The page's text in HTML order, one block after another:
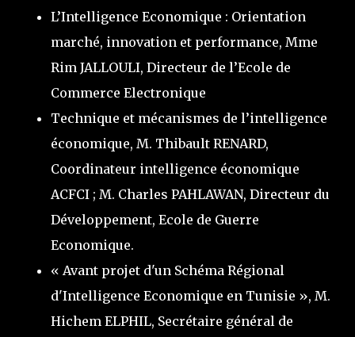
L’Intelligence Economique : Orientation
marché, innovation et performance, Mme
Rim JALLOULI, Directeur de l’Ecole de
Commerce Electronique
Technique et mécanismes de l’intelligence
économique, M. Thibault RENARD,
Coordinateur intelligence économique
ACFCI ; M. Charles PAHLAWAN, Directeur du
Développement, Ecole de Guerre
Economique.
« Avant projet d'un Schéma Régional
d'Intelligence Economique en Tunisie », M.
Hichem ELPHIL, Secrétaire général de